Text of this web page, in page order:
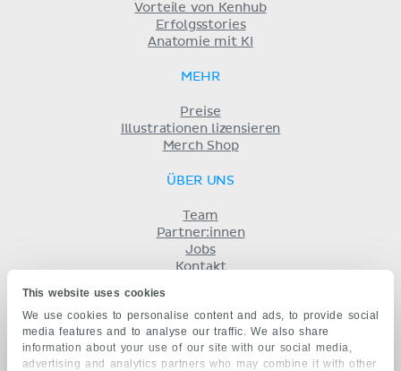
This website uses cookies
We use cookies to personalise content and ads, to provide social
media features and to analyse our traffic. We also share
information about your use of our site with our social media,
advertising and analytics partners who may combine it with other
Vorteile von Kenhub
Erfolgsstories
Anatomie mit KI
MEHR
Preise
Illustrationen lizensieren
Merch Shop
ÜBER UNS
Team
Partner:innen
Jobs
Kontakt
Geschäftsbedingungen
Datenschutz
KENHUB AUF...